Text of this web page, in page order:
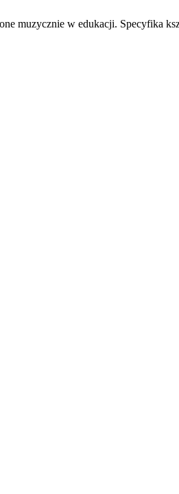
muzycznie w edukacji. Specyfika